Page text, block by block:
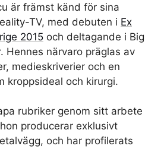
är främst känd för sina
TV, med debuten i Ex
2015 och deltagande i Big
Hennes närvaro präglas av
medieskriverier och en
kroppsideal och kirurgi.
rubriker genom sitt arbete
producerar exklusivt
och har profilerats